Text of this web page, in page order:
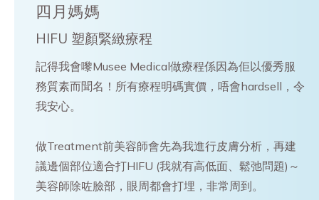
四月媽媽
HIFU 塑顏緊緻療程
記得我會嚟Musee Medical做療程係因為佢以優秀服
務質素而聞名！所有療程明碼實價，唔會hardsell，令
我安心。
做Treatment前美容師會先為我進行皮膚分析，再建
議邊個部位適合打HIFU (我就有高低面、鬆弛問題)～
美容師除咗臉部，眼周都會打埋，非常周到。